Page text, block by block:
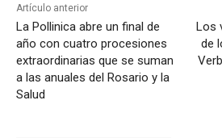
Artículo anterior
La Pollinica abre un final de
año con cuatro procesiones
extraordinarias que se suman
a las anuales del Rosario y la
Salud
Los
de